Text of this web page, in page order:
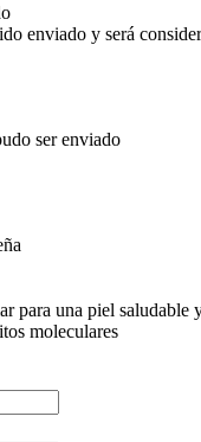
enviado y será
ser enviado
moleculares